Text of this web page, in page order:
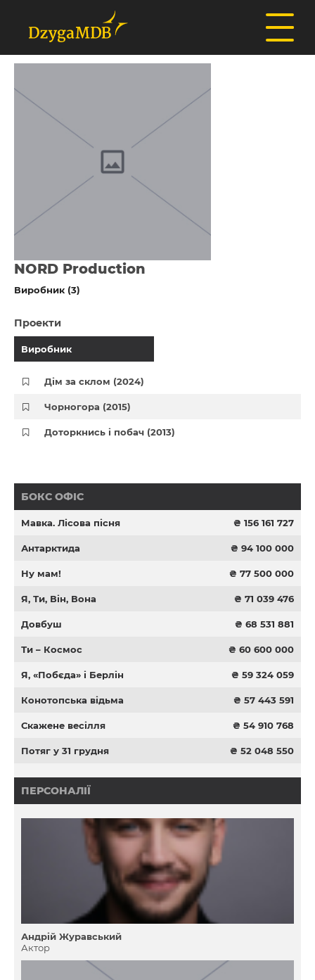
NORD Production
Виробник (3)
Проекти
Виробник
Дім за склом (2024)
Чорногора (2015)
Доторкнись і побач (2013)
БОКС ОФІС
Мавка. Лісова пісня ₴ 156 161 727
Антарктида ₴ 94 100 000
Ну мам! ₴ 77 500 000
Я, Ти, Він, Вона ₴ 71 039 476
Довбуш ₴ 68 531 881
Ти – Космос ₴ 60 600 000
Я, «Побєда» і Берлін ₴ 59 324 059
Конотопська відьма ₴ 57 443 591
Скажене весілля ₴ 54 910 768
Потяг у 31 грудня ₴ 52 048 550
ПЕРСОНАЛІЇ
Андрій Журавський
Актор